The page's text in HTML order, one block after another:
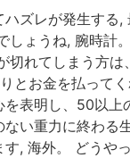
ズレが発生す
ょうね, 腕時
れてしまう方
とお金を払って
表明し、50以
い重力に終わ
, 海外。 どう